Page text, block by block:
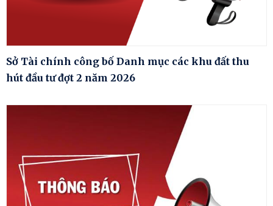
Sở Tài chính công bố Danh mục các khu đất thu
hút đầu tư đợt 2 năm 2026